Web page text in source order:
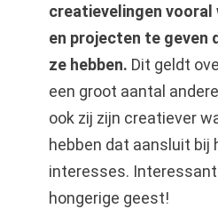
creatievelingen vooral
en projecten te geven
ze hebben. Dit geldt
een groot aantal
ook zij zijn creatiever
hebben dat aansluit bij
interesses.
hongerige geest!